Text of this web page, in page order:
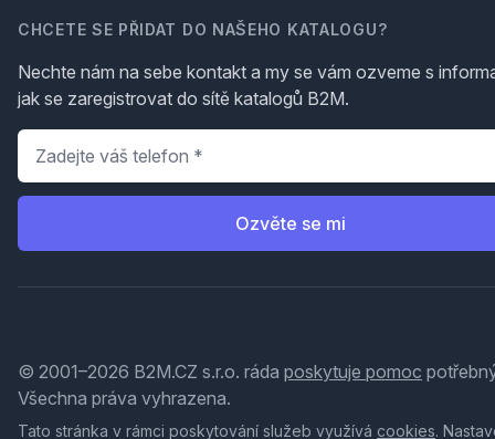
CHCETE SE PŘIDAT DO NAŠEHO KATALOGU?
Nechte nám na sebe kontakt a my se vám ozveme s
jak se zaregistrovat do sítě katalogů B2M.
Telefon
Ozvěte se mi
© 2001–2026 B2M.CZ s.r.o. ráda poskytuje pomoc
Všechna práva vyhrazena.
Tato stránka v rámci poskytování služeb využívá cookies.